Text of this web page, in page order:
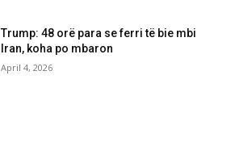
Trump: 48 orë para se ferri të bie mbi
Iran, koha po mbaron
April 4, 2026